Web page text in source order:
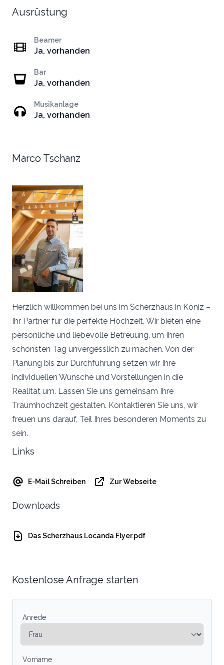
Ausrüstung
Beamer
Ja, vorhanden
Bar
Ja, vorhanden
Musikanlage
Ja, vorhanden
Marco Tschanz
Herzlich willkommen bei uns im Scherzhaus in Köniz –
Ihr Partner für die perfekte Hochzeit. Wir bieten eine
persönliche und liebevolle Betreuung, um Ihren
schönsten Tag unvergesslich zu machen. Von der
Planung bis zur Durchführung setzen wir Ihre
individuellen Wünsche und Vorstellungen in die
Realität um. Lassen Sie uns gemeinsam Ihre
Traumhochzeit gestalten. Kontaktieren Sie uns, wir
freuen uns darauf, Teil Ihres besonderen Moments zu
sein.
Links
E-Mail Schreiben Zur Webseite
Downloads
Das Scherzhaus Locanda Flyer.pdf
Kostenlose Anfrage starten
Anrede
Vorname